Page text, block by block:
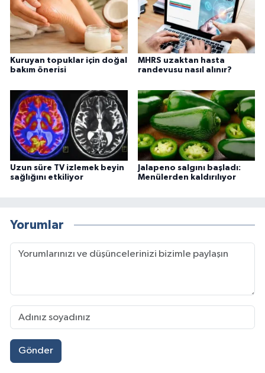
Kuruyan topuklar için doğal
bakım önerisi
MHRS uzaktan hasta
randevusu nasıl alınır?
Uzun süre TV izlemek beyin
sağlığını etkiliyor
Jalapeno salgını başladı:
Menülerden kaldırılıyor
Yorumlar
Gönder